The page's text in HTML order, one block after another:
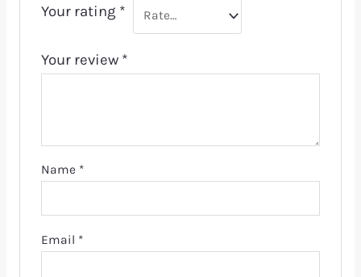
Your rating *
Your review *
Name *
Email *